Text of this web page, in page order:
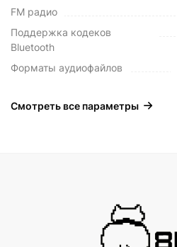
FM радио
Поддержка кодеков
Bluetooth
Форматы аудиофайлов
Смотреть все параметры